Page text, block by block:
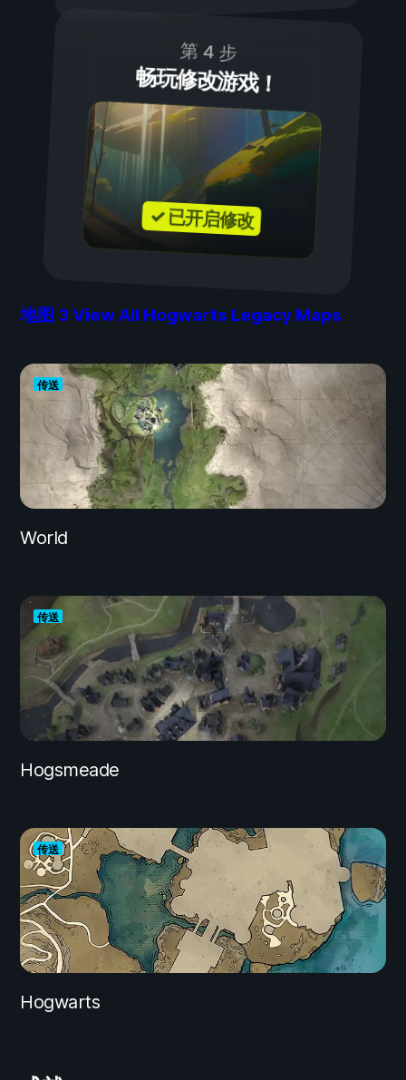
第 4 步
畅玩修改游戏！
✓ 已开启修改
地图 3 View All Hogwarts Legacy Maps
传送
World
传送
Hogsmeade
传送
Hogwarts